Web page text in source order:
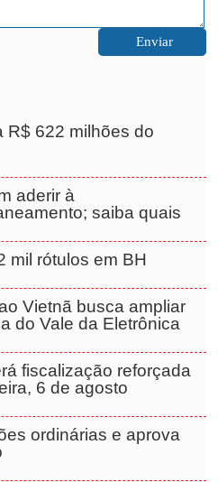
R$ 622 milhões do
aderir à
saiba quais
mil rótulos em BH
Vietnã busca ampliar
do Vale da Eletrônica
fiscalização reforçada
6 de agosto
ordinárias e aprova